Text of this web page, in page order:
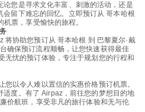
您是寻求文化丰富、刺激的活动，还是
留下难忘的回忆。立即预订从 哥本哈根
票，享受愉快的旅程。
协助您预订从 哥本哈根 到 巴黎夏尔·戴
确保预订流程顺畅，让您快速获得最佳
无忧的预订体验，专注于规划您的行程和
以令人难以置信的实惠价格预订机票。
度。有了 Airpaz，前往您的梦想目的地
价航班，享受非凡的旅行体验和无与伦